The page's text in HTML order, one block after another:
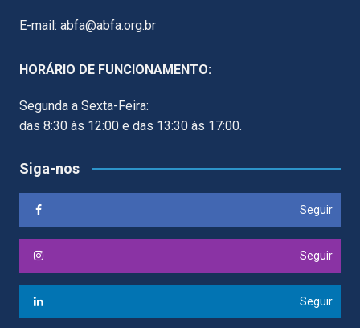
E-mail: abfa@abfa.org.br
HORÁRIO DE FUNCIONAMENTO:
Segunda a Sexta-Feira:
das 8:30 às 12:00 e das 13:30 às 17:00.
Siga-nos
Seguir
Seguir
Seguir